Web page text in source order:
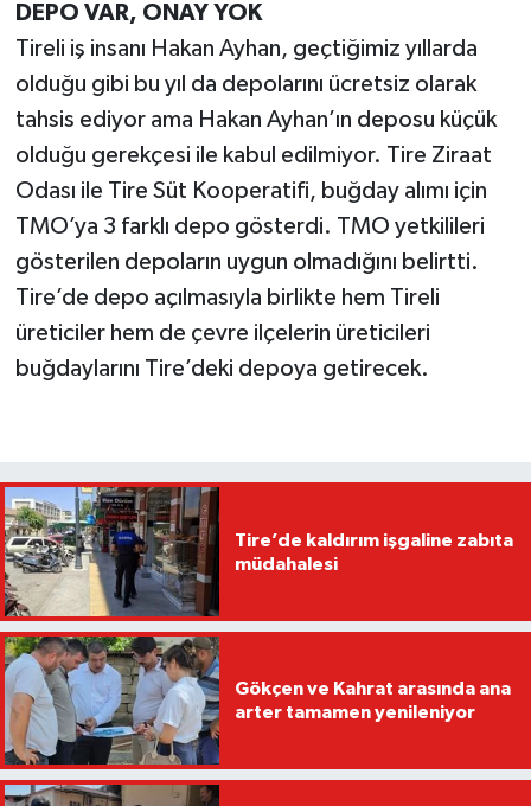
DEPO VAR, ONAY YOK
Tireli iş insanı Hakan Ayhan, geçtiğimiz yıllarda
olduğu gibi bu yıl da depolarını ücretsiz olarak
tahsis ediyor ama Hakan Ayhan’ın deposu küçük
olduğu gerekçesi ile kabul edilmiyor. Tire Ziraat
Odası ile Tire Süt Kooperatifi, buğday alımı için
TMO’ya 3 farklı depo gösterdi. TMO yetkilileri
gösterilen depoların uygun olmadığını belirtti.
Tire’de depo açılmasıyla birlikte hem Tireli
üreticiler hem de çevre ilçelerin üreticileri
buğdaylarını Tire’deki depoya getirecek.
Tire’de kaldırım işgaline zabıta
müdahalesi
Gökçen ve Kahrat arasında ana
arter tamamen yenileniyor